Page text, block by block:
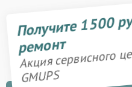
Получите 1500
ремонт
Акция сервисного
GMUPS